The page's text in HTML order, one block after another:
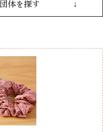
体を探す ↓